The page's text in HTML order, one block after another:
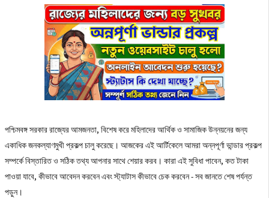
পশ্চিমবঙ্গ সরকার রাজ্যের আমজনতা, বিশেষ করে মহিলাদের আর্থিক ও সামাজিক উন্নয়নের জন্য
একাধিক জনকল্যাণমুখী প্রকল্প চালু করেছে। আজকের এই আর্টিকেলে আমরা অন্নপূর্ণা ভান্ডার প্রকল্প
সম্পর্কে বিস্তারিত ও সঠিক তথ্য আপনার সাথে শেয়ার করব। কারা এই সুবিধা পাবেন, কত টাকা
পাওয়া যাবে, কীভাবে আবেদন করবেন এবং স্ট্যাটাস কীভাবে চেক করবেন - সব জানতে শেষ পর্যন্ত
পড়ুন।